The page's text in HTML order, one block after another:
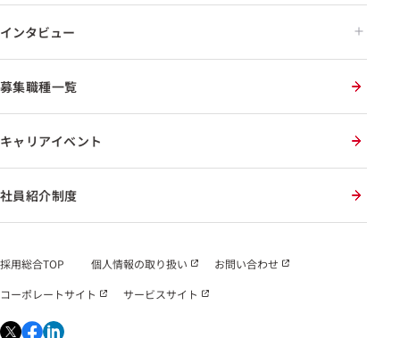
インタビュー
募集職種一覧
キャリアイベント
社員紹介制度
採用総合TOP 個人情報の取り扱い
お問い合わせ
コーポレートサイト
サービスサイト